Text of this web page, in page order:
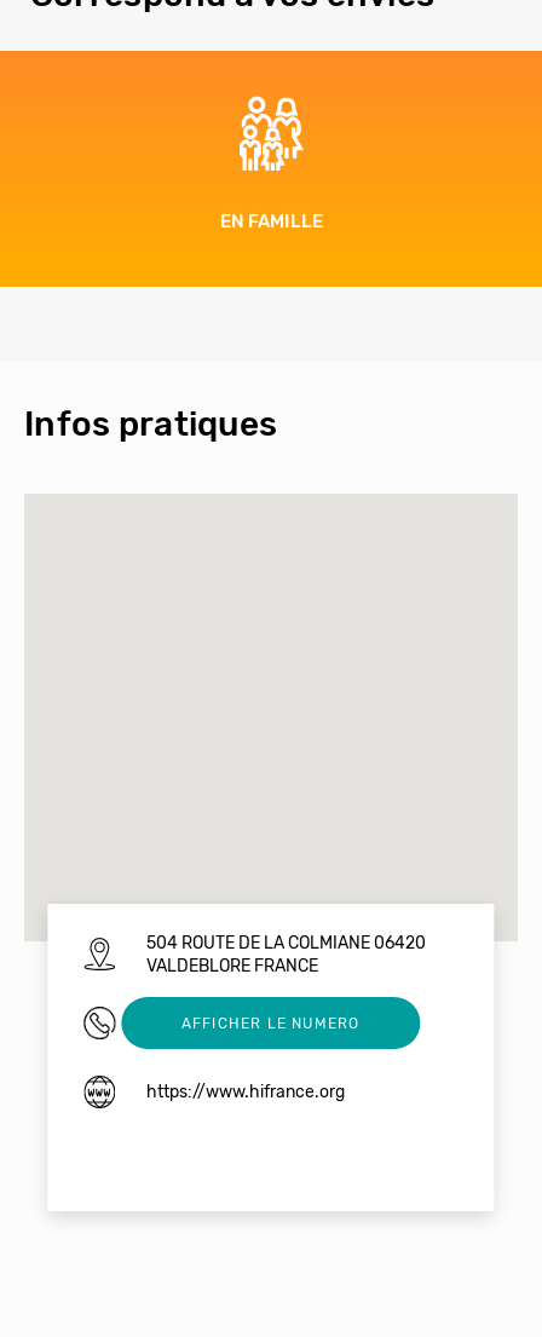
EN FAMILLE
Infos pratiques
504 ROUTE DE LA COLMIANE 06420
VALDEBLORE FRANCE
04 93 02 83 29
AFFICHER LE NUMERO
https://www.hifrance.org